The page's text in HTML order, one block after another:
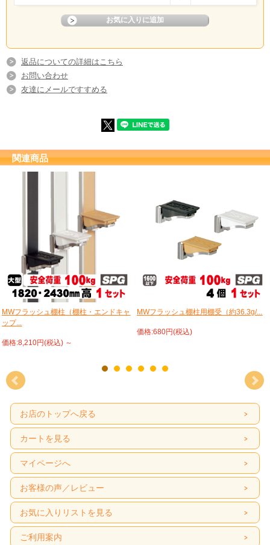
返品についての詳細はこちら
お問い合わせ
友達にメールですすめる
関連商品
MWフラッシュ棚柱（棚柱・エンドキャ
ップ...
価格:8,210円(税込) ～
MWフラッシュ棚柱用棚受（約36.3g/...
価格:680円(税込)
お店のトップへ戻る
カートを見る
マイページへ
お客様の声／レビュー
お気に入りリストを見る
ご利用案内